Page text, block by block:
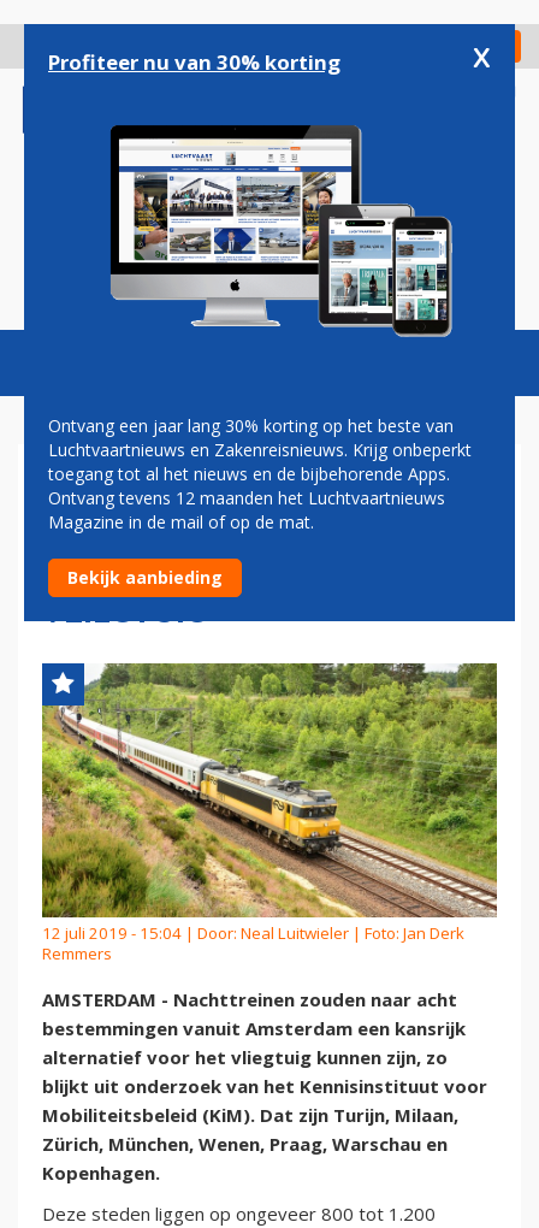
gaan
Check in
Magazine Podcasts Vacatures
NACHTTREIN NAAR ACHT
BESTEMMINGEN KANSRIJK
ALTERNATIEF VOOR
VLIEGTUIG
12 juli 2019 - 15:04 | Door: Neal Luitwieler | Foto: Jan Derk
Remmers
AMSTERDAM - Nachttreinen zouden naar acht
bestemmingen vanuit Amsterdam een kansrijk
alternatief voor het vliegtuig kunnen zijn, zo
blijkt uit onderzoek van het Kennisinstituut voor
Mobiliteitsbeleid (KiM). Dat zijn Turijn, Milaan,
Zürich, München, Wenen, Praag, Warschau en
Kopenhagen.
Deze steden liggen op ongeveer 800 tot 1.200
Profiteer nu van 30% korting x
Ontvang een jaar lang 30% korting op het beste van
Luchtvaartnieuws en Zakenreisnieuws. Krijg onbeperkt
toegang tot al het nieuws en de bijbehorende Apps.
Ontvang tevens 12 maanden het Luchtvaartnieuws
Magazine in de mail of op de mat.
Bekijk aanbieding